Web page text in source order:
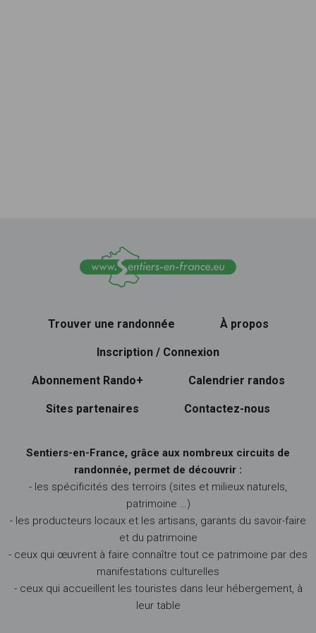
Trouver une randonnée À propos
Inscription / Connexion
Abonnement Rando+ Calendrier randos
Sites partenaires Contactez-nous
Sentiers-en-France, grâce aux nombreux circuits de
randonnée, permet de découvrir :
- les spécificités des terroirs (sites et milieux naturels,
patrimoine …)
- les producteurs locaux et les artisans, garants du savoir-faire
et du patrimoine
- ceux qui œuvrent à faire connaître tout ce patrimoine par des
manifestations culturelles
- ceux qui accueillent les touristes dans leur hébergement, à
leur table